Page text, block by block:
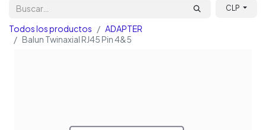
CLP
Todos los productos
ADAPTER
Balun Twinaxial RJ45 Pin 4&5